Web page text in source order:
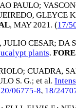
PAULO;
GLEYCE
, MAY 2021. (17/
JULIO CESAR; DA
plants.
; CUADRA,
S. G.; et al.
20/06775-8, 18/